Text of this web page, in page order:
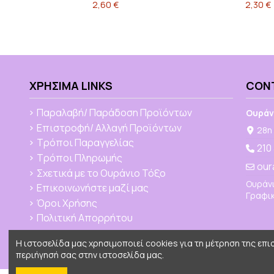
2,60 €
2,30 €
ΧΡΉΣΙΜΑ LINKS
Παραλαβή/ Παράδοση Προϊόντων
Επιστροφή/ Αλλαγή Προϊόντων
Τρόποι Παραγγελίας
Τρόποι Πληρωμής
Σχετικά με το Ουράνιο Τόξο
Επικοινωνήστε μαζί μας
Όροι Χρήσης
Πολιτική Απορρήτου
28η
Η ιστοσελίδα μας χρησιμοποιεί cookies για τη μέτρηση της
περιήγησή σας στην ιστοσελίδα μας.